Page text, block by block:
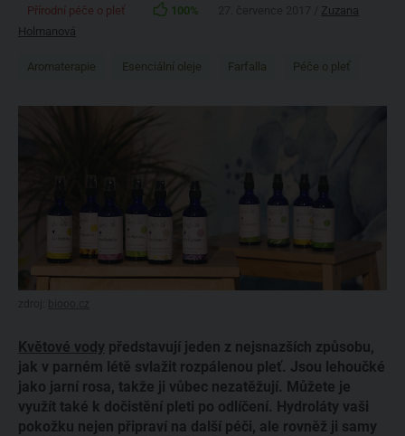
Přírodní péče o pleť 100%
Zuzana
Holmanová
Aromaterapie Esenciální oleje Farfalla Péče o pleť
Květové vody představují jeden z nejsnazších způsobu,
jak v parném létě svlažit rozpálenou pleť. Jsou lehoučké
jako jarní rosa, takže ji vůbec nezatěžují. Můžete je
využít také k dočistění pleti po odlíčení. Hydroláty vaši
pokožku nejen připraví na další péči, ale rovněž ji samy